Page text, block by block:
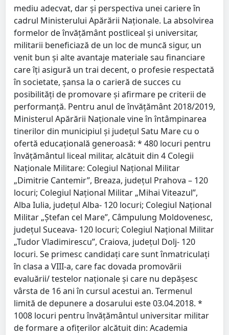
mediu adecvat, dar şi perspectiva unei cariere în
cadrul Ministerului Apărării Naţionale. La absolvirea
formelor de învăţământ postliceal şi universitar,
militarii beneficiază de un loc de muncă sigur, un
venit bun şi alte avantaje materiale sau financiare
care îţi asigură un trai decent, o profesie respectată
în societate, şansa la o carieră de succes cu
posibilităţi de promovare şi afirmare pe criterii de
performanţă. Pentru anul de învăţământ 2018/2019,
Ministerul Apărării Naţionale vine în întâmpinarea
tinerilor din municipiul şi judeţul Satu Mare cu o
ofertă educaţională generoasă: * 480 locuri pentru
învăţământul liceal militar, alcătuit din 4 Colegii
Naţionale Militare: Colegiul Naţional Militar
„Dimitrie Cantemir”, Breaza, judeţul Prahova – 120
locuri; Colegiul Naţional Militar „Mihai Viteazul”,
Alba Iulia, judeţul Alba- 120 locuri; Colegiul Naţional
Militar „Ştefan cel Mare”, Câmpulung Moldovenesc,
judeţul Suceava- 120 locuri; Colegiul Naţional Militar
„Tudor Vladimirescu”, Craiova, judeţul Dolj- 120
locuri. Se primesc candidaţi care sunt înmatriculaţi
în clasa a VIII-a, care fac dovada promovării
evaluării/ testelor naţionale şi care nu depăşesc
vârsta de 16 ani în cursul acestui an. Termenul
limită de depunere a dosarului este 03.04.2018. *
1008 locuri pentru învăţământul universitar militar
de formare a ofiţerilor alcătuit din: Academia